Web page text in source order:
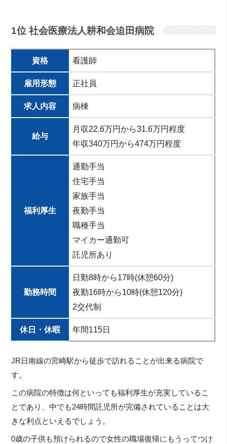
1位 社会医療法人耕和会迫田病院
資格 看護師
雇用形態 正社員
求人内容 病棟
給与
月収22.6万円から31.6万円程度
年収340万円から474万円程度
福利厚生
通勤手当
住宅手当
家族手当
夜勤手当
職種手当
マイカー通勤可
託児所あり
勤務時間
日勤8時から17時(休憩60分)
夜勤16時から10時(休憩120分)
2交代制
休日・休暇 年間115日
JR日南線の宮崎駅から徒歩で訪れることが出来る病院で
す。
この病院の特徴は何といっても福利厚生が充実しているこ
とであり、中でも24時間託児所が完備されていることは大
きな利点といえるでしょう。
0歳の子供も預けられるので女性の職場復帰にもうってつけ